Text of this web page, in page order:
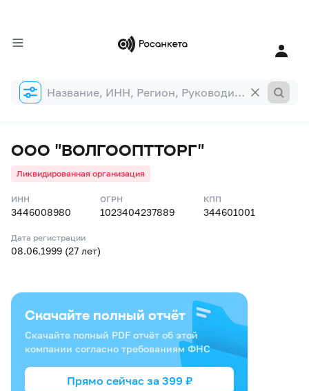
Форма
поиска
ООО "ВОЛГООПТТОРГ"
Ликвидированная организация
ИНН
3446008980
ОГРН
1023404237889
КПП
344601001
Дата регистрации
08.06.1999 (27 лет)
Скачайте полный отчёт
Скачайте полный PDF отчёт об этой
компании согласно требованиям ФНС
Прямо сейчас за 399 ₽